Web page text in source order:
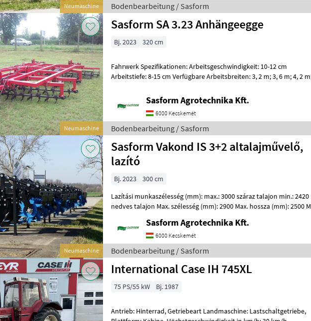
Neumaschine Bodenbearbeitung / Sasform
Neumaschine
Sasform SA 3.23 Anhängeegge
Bj. 2023 320 cm
Fahrwerk Spezifikationen: Arbeitsgeschwindigkeit: 10-12 cm
Arbeitstiefe: 8-15 cm Verfügbare Arbeitsbreiten: 3, 2 m; 3, 6 m; 4, 2 m; 4,
Sasform Agrotechnika Kft.
6000 Kecskemét
Bodenbearbeitung / Sasform
Neumaschine
Sasform Vakond IS 3+2 altalajművelő,
lazító
Bj. 2023
300 cm
Lazítási munkaszélesség (mm): max.: 3000 száraz talajon min.: 2420
nedves talajon Max. szélesség (mm): 2900 Max. hossza (mm): 2500
Sasform Agrotechnika Kft.
6000 Kecskemét
Bodenbearbeitung / Sasform
International Case IH 745XL
75 PS/55 kW Bj. 1987
Antrieb: Hinterrad, Getriebeart Landmaschine: Lastschaltgetriebe,